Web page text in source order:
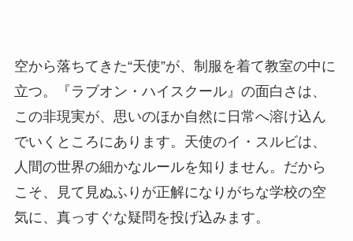
空から落ちてきた“天使”が、制服を着て教室の中に
立つ。『ラブオン・ハイスクール』の面白さは、
この非現実が、思いのほか自然に日常へ溶け込ん
でいくところにあります。天使のイ・スルビは、
人間の世界の細かなルールを知りません。だから
こそ、見て見ぬふりが正解になりがちな学校の空
気に、真っすぐな疑問を投げ込みます。